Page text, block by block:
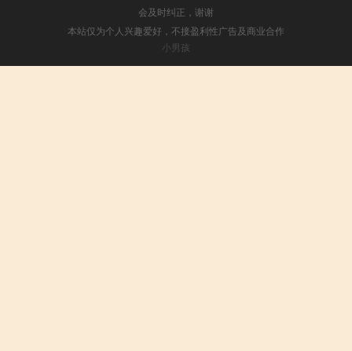
会及时纠正，谢谢
本站仅为个人兴趣爱好，不接盈利性广告及商业合作
小男孩